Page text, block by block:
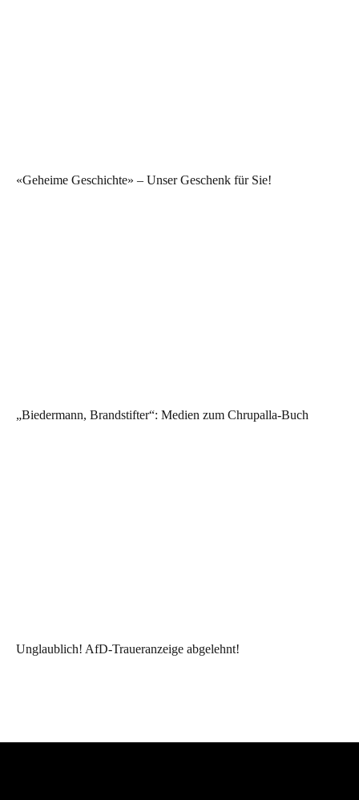
«Geheime Geschichte» – Unser Geschenk für Sie!
„Biedermann, Brandstifter“: Medien zum Chrupalla-Buch
Unglaublich! AfD-Traueranzeige abgelehnt!